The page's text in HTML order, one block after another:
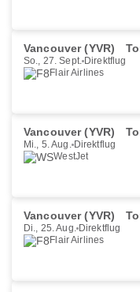
Vancouver (YVR)
So., 27. Sept. Direktflug
Flair Airlines
Vancouver (YVR)
Mi., 5. Aug. Direktflug
WestJet
Vancouver (YVR)
Di., 25. Aug. Direktflug
Flair Airlines